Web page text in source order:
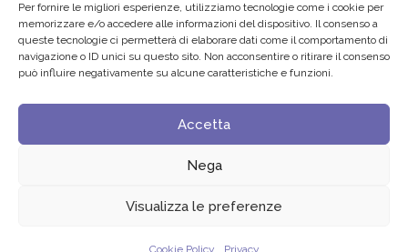
Per fornire le migliori esperienze, utilizziamo tecnologie come i cookie per
memorizzare e/o accedere alle informazioni del dispositivo. Il consenso a
queste tecnologie ci permetterà di elaborare dati come il comportamento di
navigazione o ID unici su questo sito. Non acconsentire o ritirare il consenso
può influire negativamente su alcune caratteristiche e funzioni.
Accetta
Nega
Visualizza le preferenze
Cookie Policy Privacy
Padre Benanti: «Intelligenza artificiale? Contro i nuovi
algoritmi del potere serve una governance condivisa»
Edvance – Digital Education Hub Higher Education